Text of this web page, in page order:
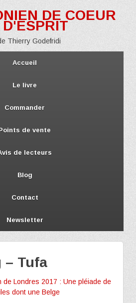
DE COEUR
D'ESPRIT
Thierry Godefridi
Accueil
Le livre
Commander
de vente
de lecteurs
Blog
Contact
Newsletter
– Tufa
de Londres 2017 : Une pléiade de
dont une Belge